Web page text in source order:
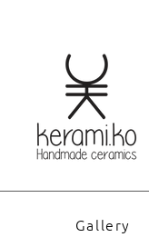
Gallery